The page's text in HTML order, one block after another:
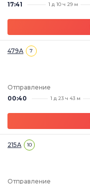
17:41
1 д 10 ч 29 м
479А 7
Отправление
00:40
1 д 23 ч 43 м
215А 10
Отправление